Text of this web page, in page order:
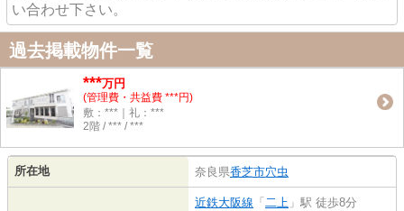
い合わせ下さい。
過去掲載物件一覧
***万円
(管理費・共益費 ***円)
敷：***｜礼：***
2階 / *** / ***
所在地 奈良県香芝市穴虫
近鉄大阪線 「 二上 」駅 徒歩8分